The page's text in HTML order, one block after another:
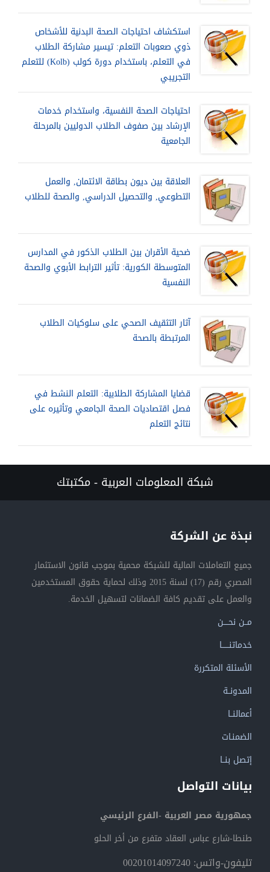
استكشاف احتياجات الصحة البدنية للأشخاص
ذوي صعوبات التعلم: تيسير مشاركة الطلاب
في التعلم، باستخدام دورة كولب (Kolb) للتعلم
التجريبي
احتياجات الصحة النفسية، واستخدام خدمات
الإرشاد بين صفوف الطلاب الدوليين بالمرحلة
الجامعية
العلاقة بين ديون بطاقة الائتمان, والعمل
التطوعي, والتحصيل الدراسي, والصحة للطلاب
ضحية الأقران بين الطلاب الذكور في المدارس
المتوسطة الكورية: تأثير الترابط الأبوي والصحة
النفسية
آثار التثقيف الصحي على سلوكيات الطلاب
المرتبطة بالصحة
قضايا المشاركة الطلابية: التعلم النشط في
فصل اقتصاديات الصحة الجامعي وتأثيره على
نتائج التعلم
شبكة المعلومات العربية - مكتبتك
نبذة عن الشركة
جميع التعاملات المالية للشبكة محمية بموجب قانون الاستثمار
المصري رقم (17) لسنة 2015 وذلك لحماية حقوق المستخدمين
والعمل على تقديم كافة الضمانات لتسهيل الخدمة.
مــن نحــــن
خدماتنــــــا
الأسئلة المتكررة
المدونــة
أعمالنــا
الضمنـات
إتصل بنــا
بيانات التواصل
جمهورية مصر العربية -الفرع الرئيسي
طنطا-شارع عباس العقاد متفرع من أخر الحلو
تليفون-واتس: 00201014097240